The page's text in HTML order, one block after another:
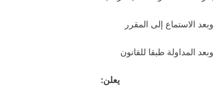
وبعد الاستماع إلى المقرر
وبعد المداولة طبقا للقانون
يعلن: